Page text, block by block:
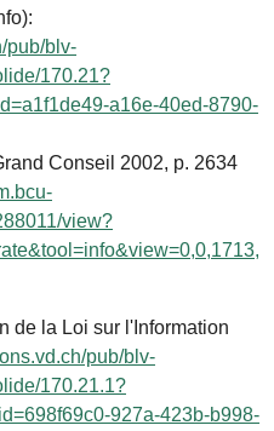
pub/blv-
170.21?
a16e-40ed-8790-
Conseil 2002, p. 2634
view?
de la Loi sur l'Information
pub/blv-
170.21.1?
927a-423b-b998-